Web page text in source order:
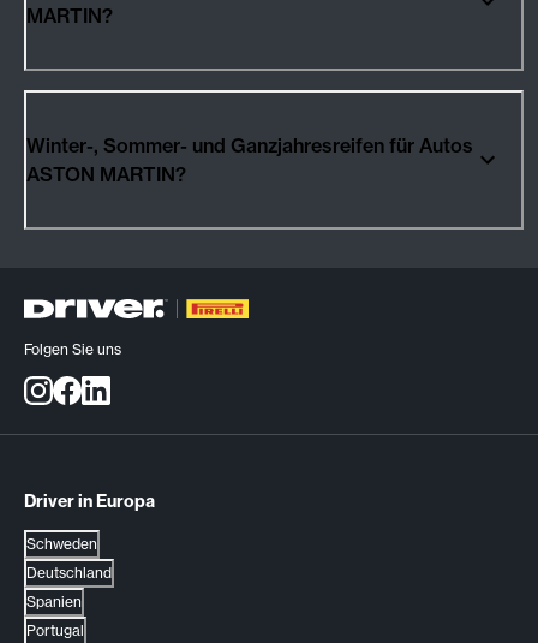
MARTIN?
Winter-, Sommer- und Ganzjahresreifen für Autos
ASTON MARTIN?
Folgen Sie uns
Driver in Europa
Schweden
Deutschland
Spanien
Portugal